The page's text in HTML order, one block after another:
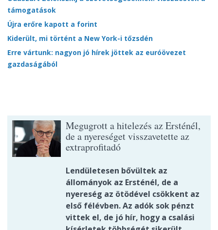
támogatások
Újra erőre kapott a forint
Kiderült, mi történt a New York-i tőzsdén
Erre vártunk: nagyon jó hírek jöttek az euróövezet
gazdaságából
Megugrott a hitelezés az Ersténél,
de a nyereséget visszavetette az
extraprofitadó
Lendületesen bővültek az
állományok az Ersténél, de a
nyereség az ötödével csökkent az
első félévben. Az adók sok pénzt
vittek el, de jó hír, hogy a csalási